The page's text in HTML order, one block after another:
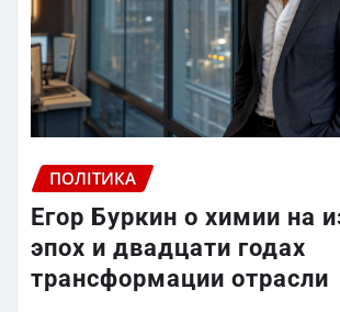
ПОЛІТИКА
Егор Буркин о химии на
эпох и двадцати годах
трансформации отрасли